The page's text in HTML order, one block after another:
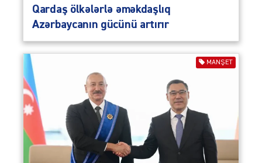
Qardaş ölkələrlə əməkdaşlıq
Azərbaycanın gücünü artırır
MANŞET